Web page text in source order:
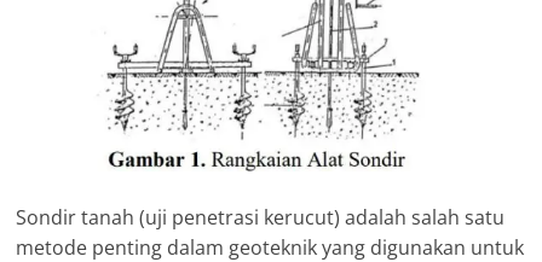
Sondir tanah (uji penetrasi kerucut) adalah salah satu
metode penting dalam geoteknik yang digunakan untuk